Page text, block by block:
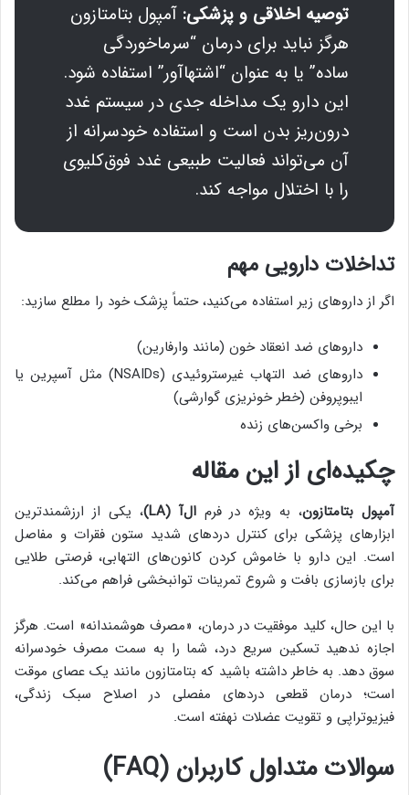
توصیه اخلاقی و پزشکی: آمپول بتامتازون
هرگز نباید برای درمان “سرماخوردگی
ساده” یا به عنوان “اشتهاآور” استفاده شود.
این دارو یک مداخله جدی در سیستم غدد
درون‌ریز بدن است و استفاده خودسرانه از
آن می‌تواند فعالیت طبیعی غدد فوق‌کلیوی
را با اختلال مواجه کند.
تداخلات دارویی مهم
اگر از داروهای زیر استفاده می‌کنید، حتماً پزشک خود را مطلع سازید:
داروهای ضد انعقاد خون (مانند وارفارین)
داروهای ضد التهاب غیرستروئیدی (NSAIDs) مثل آسپرین یا
ایبوپروفن (خطر خونریزی گوارشی)
برخی واکسن‌های زنده
چکیده‌ای از این مقاله
آمپول بتامتازون، به ویژه در فرمال‌آ (LA)
، یکی از ارزشمندترین
ابزارهای پزشکی برای کنترل دردهای شدید ستون فقرات و مفاصل
است. این دارو با خاموش کردن کانون‌های التهابی، فرصتی طلایی
برای بازسازی بافت و شروع تمرینات توانبخشی فراهم می‌کند.
با این حال، کلید موفقیت در درمان، «مصرف هوشمندانه» است. هرگز
اجازه ندهید تسکین سریع درد، شما را به سمت مصرف خودسرانه
سوق دهد. به خاطر داشته باشید که بتامتازون مانند یک عصای موقت
است؛ درمان قطعی دردهای مفصلی در اصلاح سبک زندگی،
فیزیوتراپی و تقویت عضلات نهفته است.
سوالات متداول کاربران (FAQ)